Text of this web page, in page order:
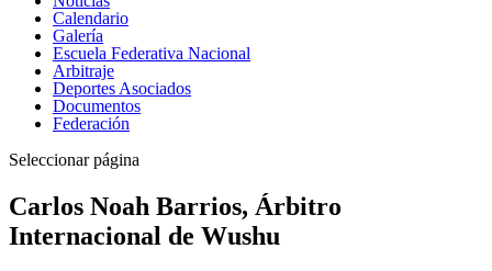
Calendario
Galería
Escuela Federativa Nacional
Arbitraje
Deportes Asociados
Documentos
Federación
Seleccionar página
Carlos Noah Barrios, Árbitro
Internacional de Wushu